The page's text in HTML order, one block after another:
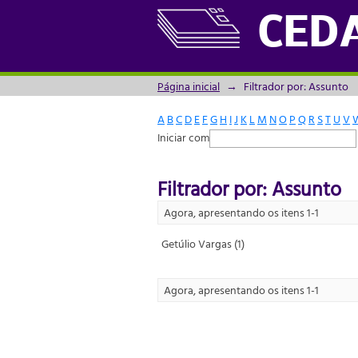
Filtrador por: Assunto
Página inicial → Filtrador por: Assunto
ABCDEFGH IJ KLM NOPQRSTUV
Iniciar com
Filtrador por: Assunto
Agora, apresentando os itens 1-1
Getúlio Vargas (1)
Agora, apresentando os itens 1-1